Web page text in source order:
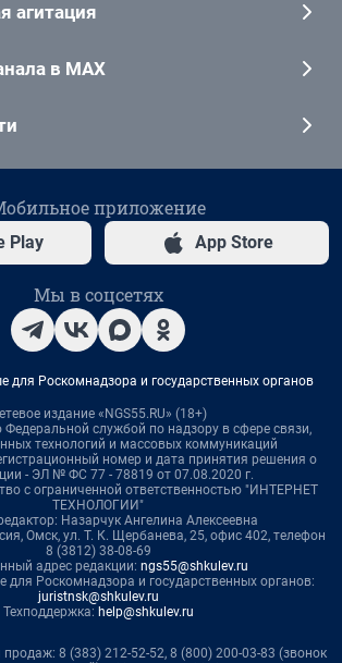
агитация
в MAX
приложение
Play App Store
Мы в соцсетях
для Роскомнадзора и государственных органов
издание «NGS55.RU» (18+)
Федеральной службой по надзору в сфере связи,
технологий и массовых коммуникаций
номер и дата принятия решения о
- ЭЛ № ФС 77 - 78819 от 07.08.2020 г.
с ограниченной ответственностью "ИНТЕРНЕТ
ТЕХНОЛОГИИ"
Назарчук Ангелина Алексеевна
Омск, ул. Т. К. Щербанева, 25, офис 402, телефон
8 (3812) 38-08-69
адрес редакции: ngs55@shkulev.ru
для Роскомнадзора и государственных органов:
juristnsk@shkulev.ru
Техподдержка: help@shkulev.ru
8 (383) 212-52-52, 8 (800) 200-03-83 (звонок